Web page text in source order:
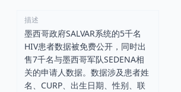
描述
墨西哥政府SALVAR系统的5千名
HIV患者数据被免费公开，同时出
售7千名与墨西哥军队SEDENA相
关的申请人数据。数据涉及患者姓
名、CURP、出生日期、性别、联